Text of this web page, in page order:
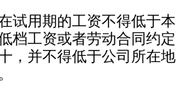
试用期的工资不得低于本
档工资或者劳动合同约定
，并不得低于公司所在地